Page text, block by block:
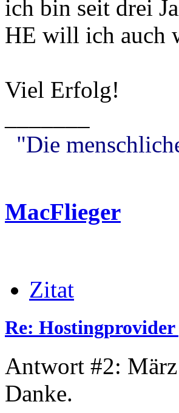
ich bin seit drei
HE will ich auch
Viel Erfolg!
"Die
MacFlieger
Zitat
Re: Hostingprovider
Antwort #2:
Danke.